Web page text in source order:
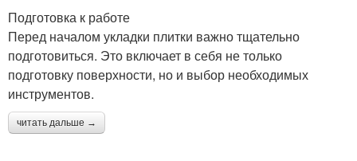
Подготовка к работе
Перед началом укладки плитки важно тщательно
подготовиться. Это включает в себя не только
подготовку поверхности, но и выбор необходимых
инструментов.
читать дальше →